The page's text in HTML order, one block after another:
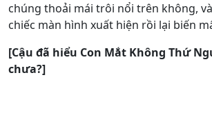
chúng thoải mái trôi nổi trên không,
chiếc màn hình xuất hiện rồi lại biến
[Cậu đã hiểu Con Mắt Không Thứ
chưa?]